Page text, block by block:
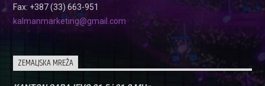
Fax: +387 (33) 663-951
kalmanmarketing@gmail.com
ZEMALJSKA MREŽA